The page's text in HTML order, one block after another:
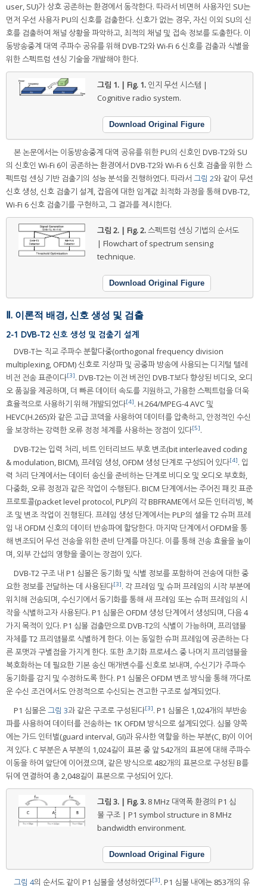
user, SU)가 상호 공존하는 환경에서 동작한다. 따라서 비면허 사용자인 SU는
먼저 우선 사용자 PU의 신호를 검출한다. 신호가 없는 경우, 자신 이외 SU의 신
호를 검출하여 채널 상황을 파악하고, 최적의 채널 및 접속 정보를 도출한다. 이
동방송중계 대역 주파수 공유를 위해 DVB-T2와 Wi-Fi 6 신호를 검출과 식별을
위한 스펙트럼 센싱 기술을 개발해야 한다.
그림 1. | Fig. 1. 인지 무선 시스템 |
Cognitive radio system.
Download Original Figure
본 논문에서는 이동방송중계 대역 공유를 위한 PU의 신호인 DVB-T2와 SU
의 신호인 Wi-Fi 6이 공존하는 환경에서 DVB-T2와 Wi-Fi 6 신호 검출을 위한 스
펙트럼 센싱 기반 검출기의 성능 분석을 진행하였다. 따라서 그림 2와 같이 무선
신호 생성, 신호 검출기 설계, 잡음에 대한 임계값 최적화 과정을 통해 DVB-T2,
Wi-Fi 6 신호 검출기를 구현하고, 그 결과를 제시한다.
그림 2. | Fig. 2.스펙트럼 센싱 기법의 순서도
| Flowchart of spectrum sensing
technique.
Download Original Figure
Ⅱ. 이론적 배경, 신호 생성 및 검출
2-1 DVB-T2 신호 생성 및 검출기 설계
DVB-T는 직교 주파수 분할다중(orthogonal frequency division
multiplexing, OFDM) 신호로 지상파 및 공중파 방송에 사용되는 디지털 텔레
비전 전송 표준이다[3]. DVB-T2는 이전 버전인 DVB-T보다 향상된 비디오, 오디
오 품질을 제공하며, 더 빠른 데이터 속도를 지원하고, 가용한 스펙트럼을 더욱
효율적으로 사용하기 위해 개발되었다[4]. H.264/MPEG-4 AVC 및
HEVC(H.265)와 같은 고급 코덱을 사용하여 데이터를 압축하고, 안정적인 수신
을 보장하는 강력한 오류 정정 체계를 사용하는 장점이 있다[5].
DVB-T2는 입력 처리, 비트 인터리브드 부호 변조(bit interleaved coding
& modulation, BICM), 프레임 생성, OFDM 생성 단계로 구성되어 있다[4]. 입
력 처리 단계에서는 데이터 송신을 준비하는 단계로 비디오 및 오디오 부호화,
다중화, 오류 정정과 같은 작업이 수행된다. BICM 단계에서는 주어진 패킷 표준
프로토콜(packet level protocol, PLP)의 각 BBFRAME에서 모든 인터리빙, 복
조 및 변조 작업이 진행된다. 프레임 생성 단계에서는 PLP의 셀을 T2 슈퍼 프레
임 내 OFDM 신호의 데이터 반송파에 할당한다. 마지막 단계에서 OFDM을 통
해 변조되어 무선 전송을 위한 준비 단계를 마친다. 이를 통해 전송 효율을 높이
며, 외부 간섭의 영향을 줄이는 장점이 있다.
DVB-T2 구조 내 P1 심볼은 동기화 및 식별 정보를 포함하여 전송에 대한 중
요한 정보를 전달하는 데 사용된다[3]. 각 프레임 및 슈퍼 프레임의 시작 부분에
위치해 전송되며, 수신기에서 동기화를 통해 새 프레임 또는 슈퍼 프레임의 시
작을 식별하고자 사용된다. P1 심볼은 OFDM 생성 단계에서 생성되며, 다음 4
가지 목적이 있다. P1 심볼 검출만으로 DVB-T2의 식별이 가능하며, 프리앰블
자체를 T2 프리앰블로 식별하게 한다. 이는 동일한 슈퍼 프레임에 공존하는 다
른 포맷과 구별점을 가지게 한다. 또한 초기화 프로세스 중 나머지 프리앰블을
복호화하는 데 필요한 기본 송신 매개변수를 신호로 보내며, 수신기가 주파수
동기화를 감지 및 수정하도록 한다. P1 심볼은 OFDM 변조 방식을 통해 까다로
운 수신 조건에서도 안정적으로 수신되는 견고한 구조로 설계되었다.
P1 심볼은그림 3과 같은 구조로 구성된다[3]. P1 심볼은 1,024개의 부반송
파를 사용하여 데이터를 전송하는 1K OFDM 방식으로 설계되었다. 심볼 양쪽
에는 가드 인터벌(guard interval, GI)과 유사한 역할을 하는 부분(C, B)이 이어
져 있다. C 부분은 A 부분의 1,024길이 표본 중 앞 542개의 표본에 대해 주파수
이동을 하여 앞단에 이어졌으며, 같은 방식으로 482개의 표본으로 구성된 B를
뒤에 연결하여 총 2,048길이 표본으로 구성되어 있다.
그림 3. | Fig. 3. 8 MHz 대역폭 환경의 P1 심
볼 구조 | P1 symbol structure in 8 MHz
bandwidth environment.
Download Original Figure
그림 4의 순서도 같이 P1 심볼을 생성하였다[3]. P1 심볼 내에는 853개의 유